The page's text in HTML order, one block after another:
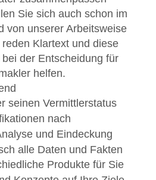
Sie sich auch schon im
von unserer Arbeitsweise
Klartext und diese
der Entscheidung für
helfen.
seinen Vermittlerstatus
nach
und Eindeckung
alle Daten und Fakten
Produkte für Sie